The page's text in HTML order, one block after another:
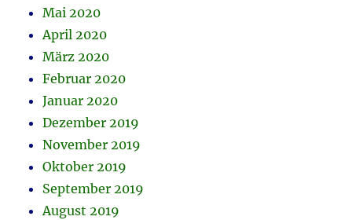
Mai 2020
April 2020
März 2020
Februar 2020
Januar 2020
Dezember 2019
November 2019
Oktober 2019
September 2019
August 2019